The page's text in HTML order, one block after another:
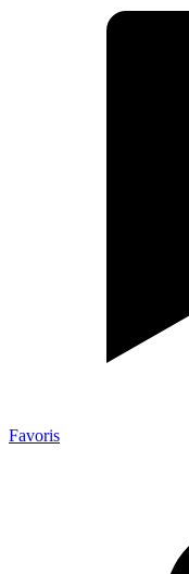
Favoris